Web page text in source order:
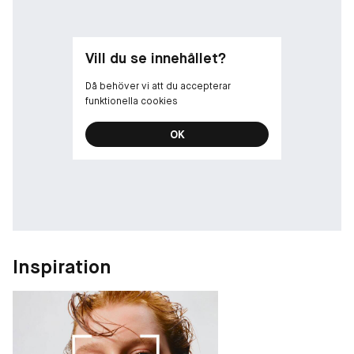
Vill du se innehållet?
Då behöver vi att du accepterar
funktionella cookies
OK
Inspiration